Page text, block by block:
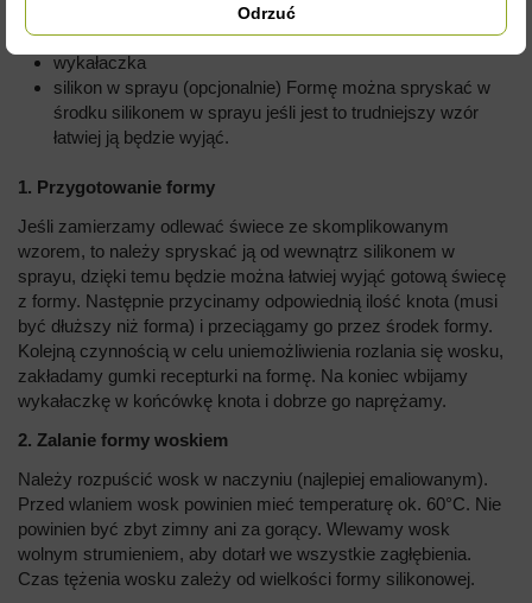
świeczki (im większa świeczka, tym grubszy knot)
gumka recepturka
wykałaczka
silikon w sprayu (opcjonalnie) Formę można spryskać w
środku silikonem w sprayu jeśli jest to trudniejszy wzór
łatwiej ją będzie wyjąć.
1. Przygotowanie formy
Jeśli zamierzamy odlewać świece ze skomplikowanym
wzorem, to należy spryskać ją od wewnątrz silikonem w
sprayu, dzięki temu będzie można łatwiej wyjąć gotową świecę
z formy. Następnie przycinamy odpowiednią ilość knota (musi
być dłuższy niż forma) i przeciągamy go przez środek formy.
Kolejną czynnością w celu uniemożliwienia rozlania się wosku,
zakładamy gumki recepturki na formę. Na koniec wbijamy
wykałaczkę w końcówkę knota i dobrze go naprężamy.
2. Zalanie formy woskiem
Należy rozpuścić wosk w naczyniu (najlepiej emaliowanym).
Przed wlaniem wosk powinien mieć temperaturę ok. 60°C. Nie
powinien być zbyt zimny ani za gorący. Wlewamy wosk
wolnym strumieniem, aby dotarł we wszystkie zagłębienia.
Czas tężenia wosku zależy od wielkości formy silikonowej.
Odrzuć